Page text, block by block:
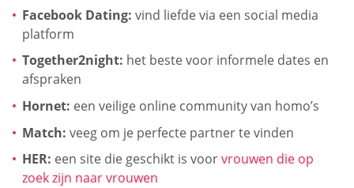
Facebook Dating: vind liefde via een social media
platform
Together2night: het beste voor informele dates en
afspraken
Hornet: een veilige online community van homo’s
Match: veeg om je perfecte partner te vinden
HER: een site die geschikt is voorvrouwen die op
zoek zijn naar vrouwen